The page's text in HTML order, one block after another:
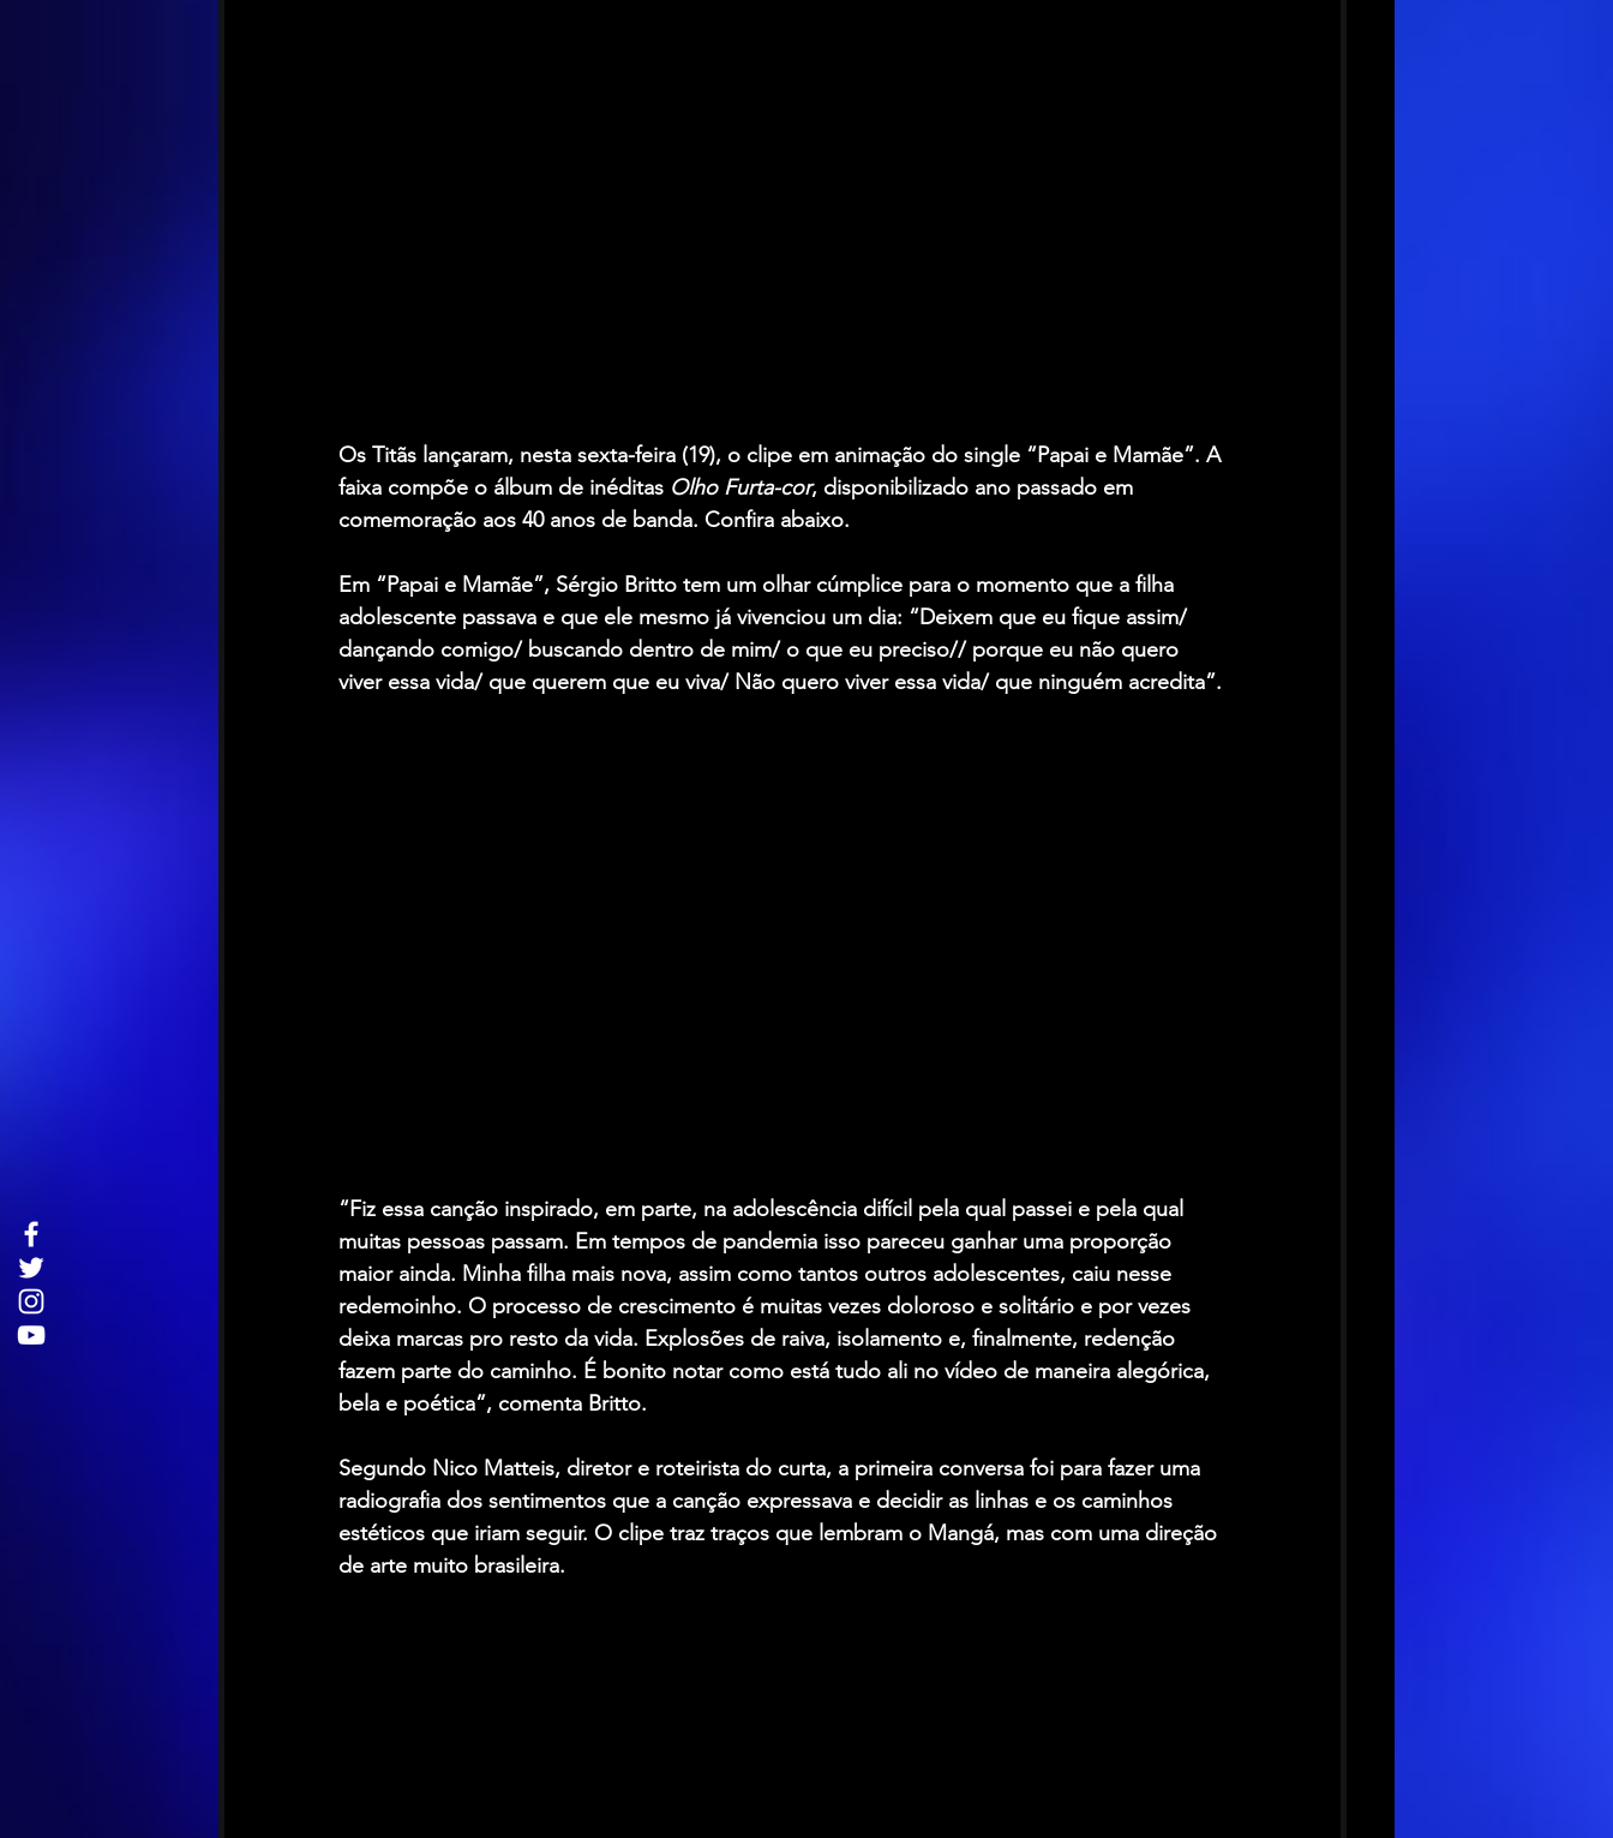
Os Titãs lançaram, nesta sexta-feira (19), o clipe em animação do single “Papai e Mamãe”. A
faixa compõe o álbum de inéditas Olho Furta-cor, disponibilizado ano passado em
comemoração aos 40 anos de banda. Confira abaixo.
Em “Papai e Mamãe”, Sérgio Britto tem um olhar cúmplice para o momento que a filha
adolescente passava e que ele mesmo já vivenciou um dia: “Deixem que eu fique assim/
dançando comigo/ buscando dentro de mim/ o que eu preciso// porque eu não quero
viver essa vida/ que querem que eu viva/ Não quero viver essa vida/ que ninguém acredita”.
“Fiz essa canção inspirado, em parte, na adolescência difícil pela qual passei e pela qual
muitas pessoas passam. Em tempos de pandemia isso pareceu ganhar uma proporção
maior ainda. Minha filha mais nova, assim como tantos outros adolescentes, caiu nesse
redemoinho. O processo de crescimento é muitas vezes doloroso e solitário e por vezes
deixa marcas pro resto da vida. Explosões de raiva, isolamento e, finalmente, redenção
fazem parte do caminho. É bonito notar como está tudo ali no vídeo de maneira alegórica,
bela e poética”, comenta Britto.
Segundo Nico Matteis, diretor e roteirista do curta, a primeira conversa foi para fazer uma
radiografia dos sentimentos que a canção expressava e decidir as linhas e os caminhos
estéticos que iriam seguir. O clipe traz traços que lembram o Mangá, mas com uma direção
de arte muito brasileira.